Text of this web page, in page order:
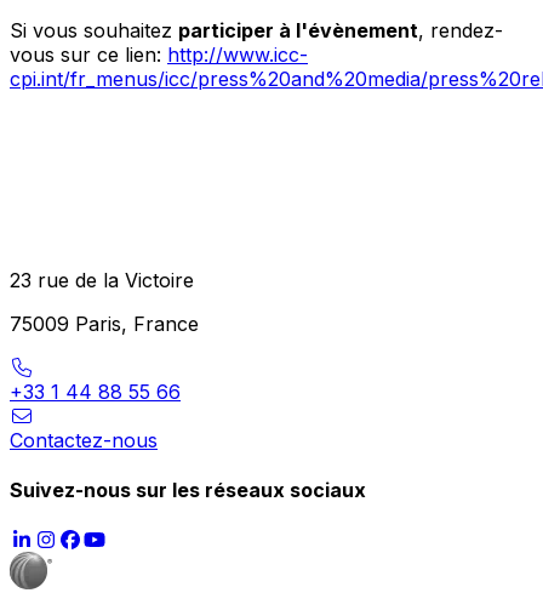
Si vous souhaitez participer à l'évènement, rendez-
vous sur ce lien: http://www.icc-
cpi.int/fr_menus/icc/press%20and%20media/
23 rue de la Victoire
75009 Paris, France
+33 1 44 88 55 66
Contactez-nous
Suivez-nous sur les réseaux sociaux